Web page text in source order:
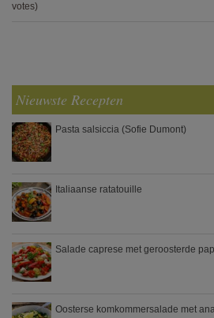
votes)
Nieuwste Recepten
Pasta salsiccia (Sofie Dumont)
Italiaanse ratatouille
Salade caprese met geroosterde
Oosterse komkommersalade met